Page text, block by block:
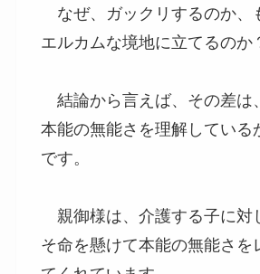
なぜ、ガックリするのか、
エルカムな境地に立てるのか
結論から言えば、その差は
本能の無能さを理解している
です。
親御様は、介護する子に対
そ命を懸けて本能の無能さを